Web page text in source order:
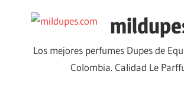
Los mejores perfumes Dupes de
Colombia. Calidad Le